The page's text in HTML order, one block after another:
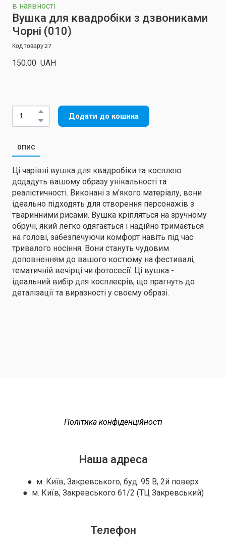
в наявності
Вушка для квадробіки з дзвониками
Чорні (010)
Код товару 27
150.00  UAH
Додати до кошика
ОПИС
Ці чарівні вушка для квадробіки та косплею
додадуть вашому образу унікальності та
реалістичності. Виконані з м'якого матеріалу, вони
ідеально підходять для створення персонажів з
тваринними рисами. Вушка кріпляться на зручному
обручі, який легко одягається і надійно тримається
на голові, забезпечуючи комфорт навіть під час
тривалого носіння. Вони стануть чудовим
доповненням до вашого костюму на фестивалі,
тематичній вечірці чи фотосесії. Ці вушка -
ідеальний вибір для косплеєрів, що прагнуть до
деталізації та виразності у своєму образі.
Політика конфіденційності
Наша адреса
● м. Київ, Закревського, буд. 95 В, 2й поверх
● м. Київ, Закревського 61/2 (ТЦ Закревський)
Телефон